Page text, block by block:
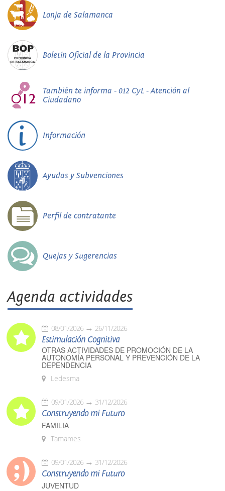
Lonja de Salamanca
Boletín Oficial de la Provincia
También te informa - 012 CyL - Atención al
Ciudadano
Información
Ayudas y Subvenciones
Perfil de contratante
Quejas y Sugerencias
Agenda actividades
08/01/2026 26/11/2026
Estimulación Cognitiva
OTRAS ACTIVIDADES DE PROMOCIÓN DE LA
AUTONOMÍA PERSONAL Y PREVENCIÓN DE LA
DEPENDENCIA
Ledesma
09/01/2026 31/12/2026
Construyendo mi Futuro
FAMILIA
Tamames
09/01/2026 31/12/2026
Construyendo mi Futuro
JUVENTUD